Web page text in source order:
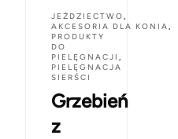
JEŹDZIECTWO,
AKCESORIA DLA KONIA,
PRODUKTY
DO
PIELĘGNACJI ,
PIELĘGNACJA
SIERŚCI
Grzebień
z